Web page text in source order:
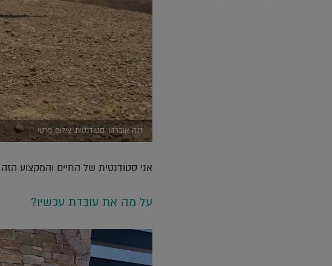
דנה אוברזון. סטודנטית. צילום פרטי
אני סטודנטית של החיים והמקצוע
על מה את עובדת עכשיו?